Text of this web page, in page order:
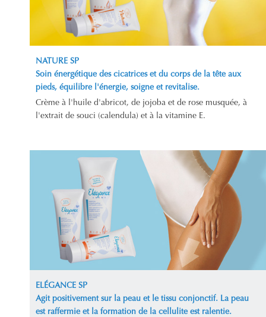
NATURE SP
Soin énergétique des cicatrices et du corps de la tête aux
pieds, équilibre l'énergie, soigne et revitalise.
Crème à l'huile d'abricot, de jojoba et de rose musquée, à
l'extrait de souci (calendula) et à la vitamine E.
ELÉGANCE SP
Agit positivement sur la peau et le tissu conjonctif. La peau
est raffermie et la formation de la cellulite est ralentie.